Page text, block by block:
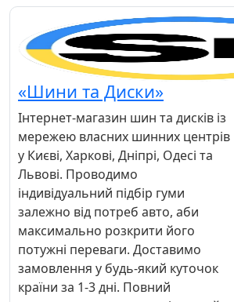
«Шини та Диски»
Інтернет-магазин шин та дисків із
мережею власних шинних центрів
у Києві, Харкові, Дніпрі, Одесі та
Львові. Проводимо
індивідуальний підбір гуми
залежно від потреб авто, аби
максимально розкрити його
потужні переваги. Доставимо
замовлення у будь-який куточок
країни за 1-3 дні. Повний